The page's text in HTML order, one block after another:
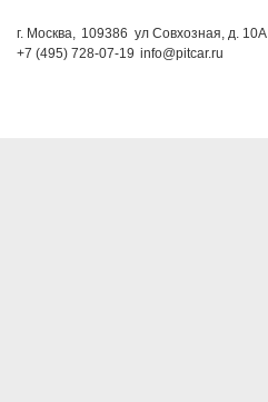
г. Москва, 109386 ул Совхозная, д. 10А
+7 (495) 728-07-19 info@pitcar.ru